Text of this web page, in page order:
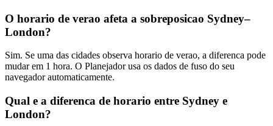
O horario de verao afeta a sobreposicao Sydney–
London?
Sim. Se uma das cidades observa horario de verao, a diferenca pode
mudar em 1 hora. O Planejador usa os dados de fuso do seu
navegador automaticamente.
Qual e a diferenca de horario entre Sydney e
London?